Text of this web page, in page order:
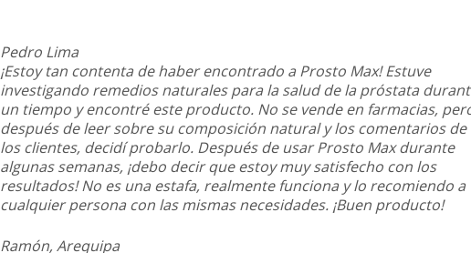
Pedro Lima
¡Estoy tan contenta de haber encontrado a Prosto Max! Estuve
investigando remedios naturales para la salud de la próstata
un tiempo y encontré este producto. No se vende en farmacias,
después de leer sobre su composición natural y los comentarios de
los clientes, decidí probarlo. Después de usar Prosto Max durante
algunas semanas, ¡debo decir que estoy muy satisfecho con los
resultados! No es una estafa, realmente funciona y lo recomiendo a
cualquier persona con las mismas necesidades. ¡Buen producto!
Ramón, Arequipa